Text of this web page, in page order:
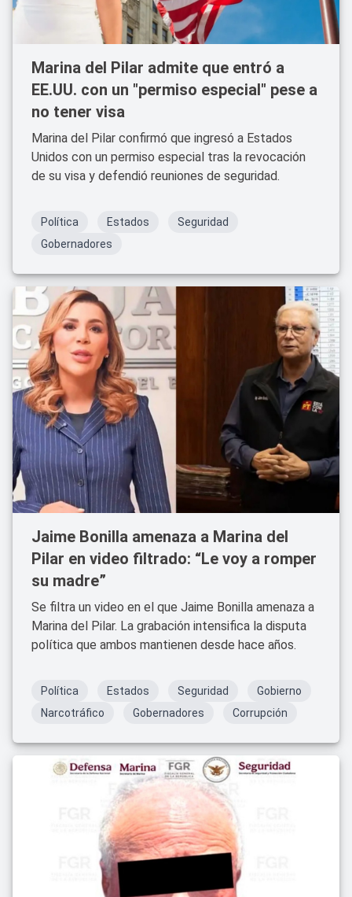
Marina del Pilar admite que entró a
EE.UU. con un "permiso especial" pese a
no tener visa
Marina del Pilar confirmó que ingresó a Estados
Unidos con un permiso especial tras la revocación
de su visa y defendió reuniones de seguridad.
Política Estados
Seguridad
Gobernadores
Jaime Bonilla amenaza a Marina del
Pilar en video filtrado: “Le voy a romper
su madre”
Se filtra un video en el que Jaime Bonilla amenaza a
Marina del Pilar. La grabación intensifica la disputa
política que ambos mantienen desde hace años.
Política Estados Seguridad
Gobierno
Narcotráfico
Gobernadores Corrupción